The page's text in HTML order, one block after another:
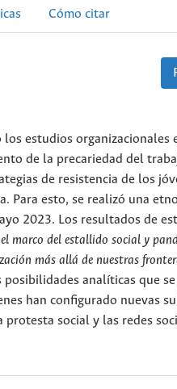
Cómo citar
estudios
de la precariedad del
de resistencia de los
Para esto, se realizó una
2023. Los resultados de
marco del estallido social y
más allá de nuestras
analíticas que
han configurado nuevas
social y las redes